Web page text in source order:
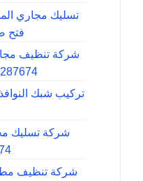
فتح
شركة تنظيف
شركة تسليك